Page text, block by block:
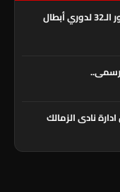
3 أندية فقط تتأهل مباشرة إلى دور الـ32 لدوري أبطال
رسمي..
نادى الزمالك